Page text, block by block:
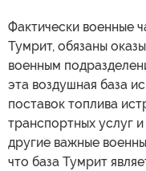
Фактически военные
Тумрит, обязаны
военным
эта воздушная база
поставок топлива
транспортных услуг
другие важные
что база Тумрит